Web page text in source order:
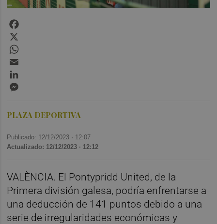
PLAZA DEPORTIVA
Publicado: 12/12/2023 · 12:07
Actualizado: 12/12/2023 · 12:12
VALÈNCIA. El Pontypridd United, de la
Primera división galesa, podría enfrentarse a
una deducción de 141 puntos debido a una
serie de irregularidades económicas y